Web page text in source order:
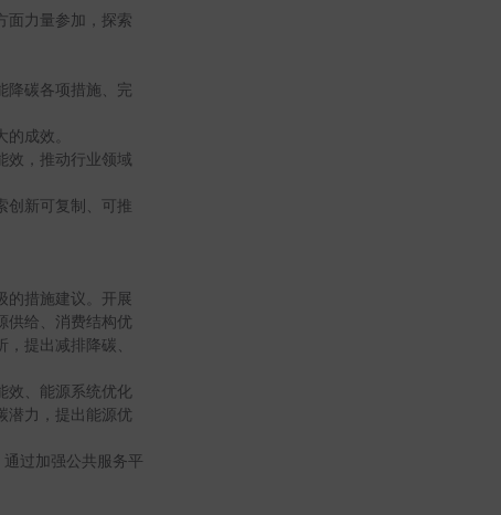
面力量参加，探索
降碳各项措施、完
成效。
效，推动行业领域
创新可复制、可推
的措施建议。开展
供给、消费结构优
提出减排降碳、
效、能源系统优化
潜力，提出能源优
过加强公共服务平